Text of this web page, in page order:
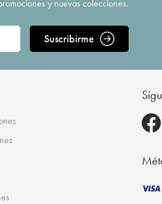
y nuevas colecciones.
Suscribirme